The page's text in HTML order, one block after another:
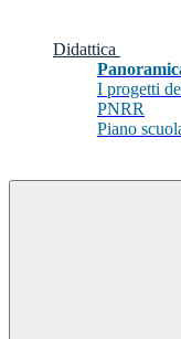
Didattica
I progetti
PNRR
Piano